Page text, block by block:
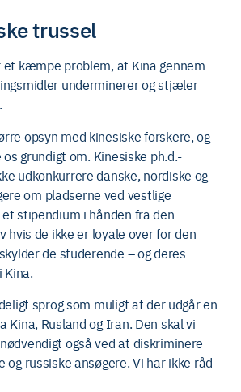
trussel
kæmpe problem, at Kina gennem
underminerer og stjæler
opsyn med kinesiske forskere, og
grundigt om. Kinesiske ph.d.-
udkonkurrere danske, nordiske og
om pladserne ved vestlige
stipendium i hånden fra den
hvis de ikke er loyale over for den
de studerende – og deres
Kina.
sprog som muligt at der udgår en
Kina, Rusland og Iran. Den skal vi
også ved at diskriminere
og russiske ansøgere. Vi har ikke råd